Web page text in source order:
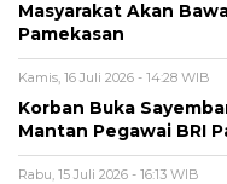
Masyarakat Akan
Pamekasan
Kamis, 16 Juli 2026 - 14:28 WIB
Korban Buka
Mantan Pegawai BRI
Rabu, 15 Juli 2026 - 16:13 WIB